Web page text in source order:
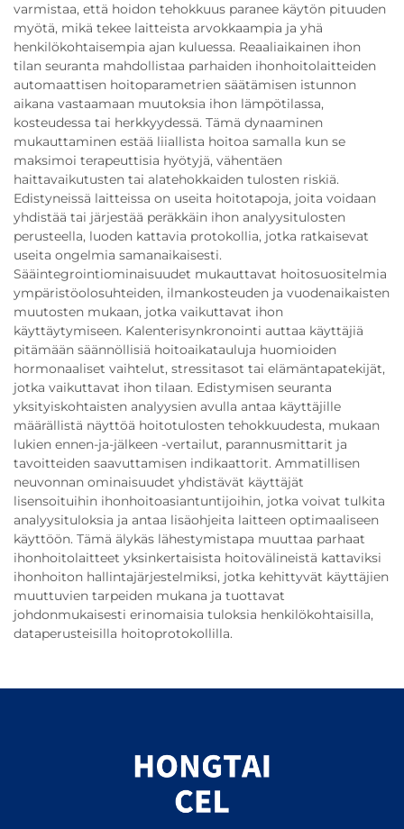
varmistaa, että hoidon tehokkuus paranee käytön pituuden
myötä, mikä tekee laitteista arvokkaampia ja yhä
henkilökohtaisempia ajan kuluessa. Reaaliaikainen ihon
tilan seuranta mahdollistaa parhaiden ihonhoitolaitteiden
automaattisen hoitoparametrien säätämisen istunnon
aikana vastaamaan muutoksia ihon lämpötilassa,
kosteudessa tai herkkyydessä. Tämä dynaaminen
mukauttaminen estää liiallista hoitoa samalla kun se
maksimoi terapeuttisia hyötyjä, vähentäen
haittavaikutusten tai alatehokkaiden tulosten riskiä.
Edistyneissä laitteissa on useita hoitotapoja, joita voidaan
yhdistää tai järjestää peräkkäin ihon analyysitulosten
perusteella, luoden kattavia protokollia, jotka ratkaisevat
useita ongelmia samanaikaisesti.
Sääintegrointiominaisuudet mukauttavat hoitosuositelmia
ympäristöolosuhteiden, ilmankosteuden ja vuodenaikaisten
muutosten mukaan, jotka vaikuttavat ihon
käyttäytymiseen. Kalenterisynkronointi auttaa käyttäjiä
pitämään säännöllisiä hoitoaikatauluja huomioiden
hormonaaliset vaihtelut, stressitasot tai elämäntapatekijät,
jotka vaikuttavat ihon tilaan. Edistymisen seuranta
yksityiskohtaisten analyysien avulla antaa käyttäjille
määrällistä näyttöä hoitotulosten tehokkuudesta, mukaan
lukien ennen-ja-jälkeen -vertailut, parannusmittarit ja
tavoitteiden saavuttamisen indikaattorit. Ammatillisen
neuvonnan ominaisuudet yhdistävät käyttäjät
lisensoituihin ihonhoitoasiantuntijoihin, jotka voivat tulkita
analyysituloksia ja antaa lisäohjeita laitteen optimaaliseen
käyttöön. Tämä älykäs lähestymistapa muuttaa parhaat
ihonhoitolaitteet yksinkertaisista hoitovälineistä kattaviksi
ihonhoiton hallintajärjestelmiksi, jotka kehittyvät käyttäjien
muuttuvien tarpeiden mukana ja tuottavat
johdonmukaisesti erinomaisia tuloksia henkilökohtaisilla,
dataperusteisilla hoitoprotokollilla.